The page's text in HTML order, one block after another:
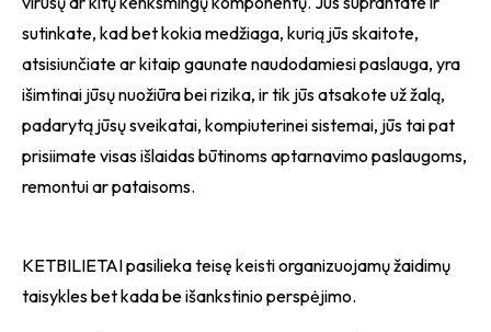
sutinkate, kad bet kokia medžiaga, kurią jūs skaitote,
atsisiunčiate ar kitaip gaunate naudodamiesi paslauga, yra
išimtinai jūsų nuožiūra bei rizika, ir tik jūs atsakote už žalą,
padarytą jūsų sveikatai, kompiuterinei sistemai, jūs tai pat
prisiimate visas išlaidas būtinoms aptarnavimo paslaugoms,
remontui ar pataisoms.
KETBILIETAI pasilieka teisę keisti organizuojamų žaidimų
taisykles bet kada be išankstinio perspėjimo.